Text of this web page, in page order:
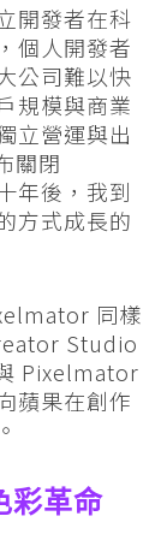
開發者在科
個人開發者
公司難以快
規模與商業
立營運與出
關閉
年後，我到
方式成長的
同樣
Studio
Pixelmator
蘋果在創作
彩革命